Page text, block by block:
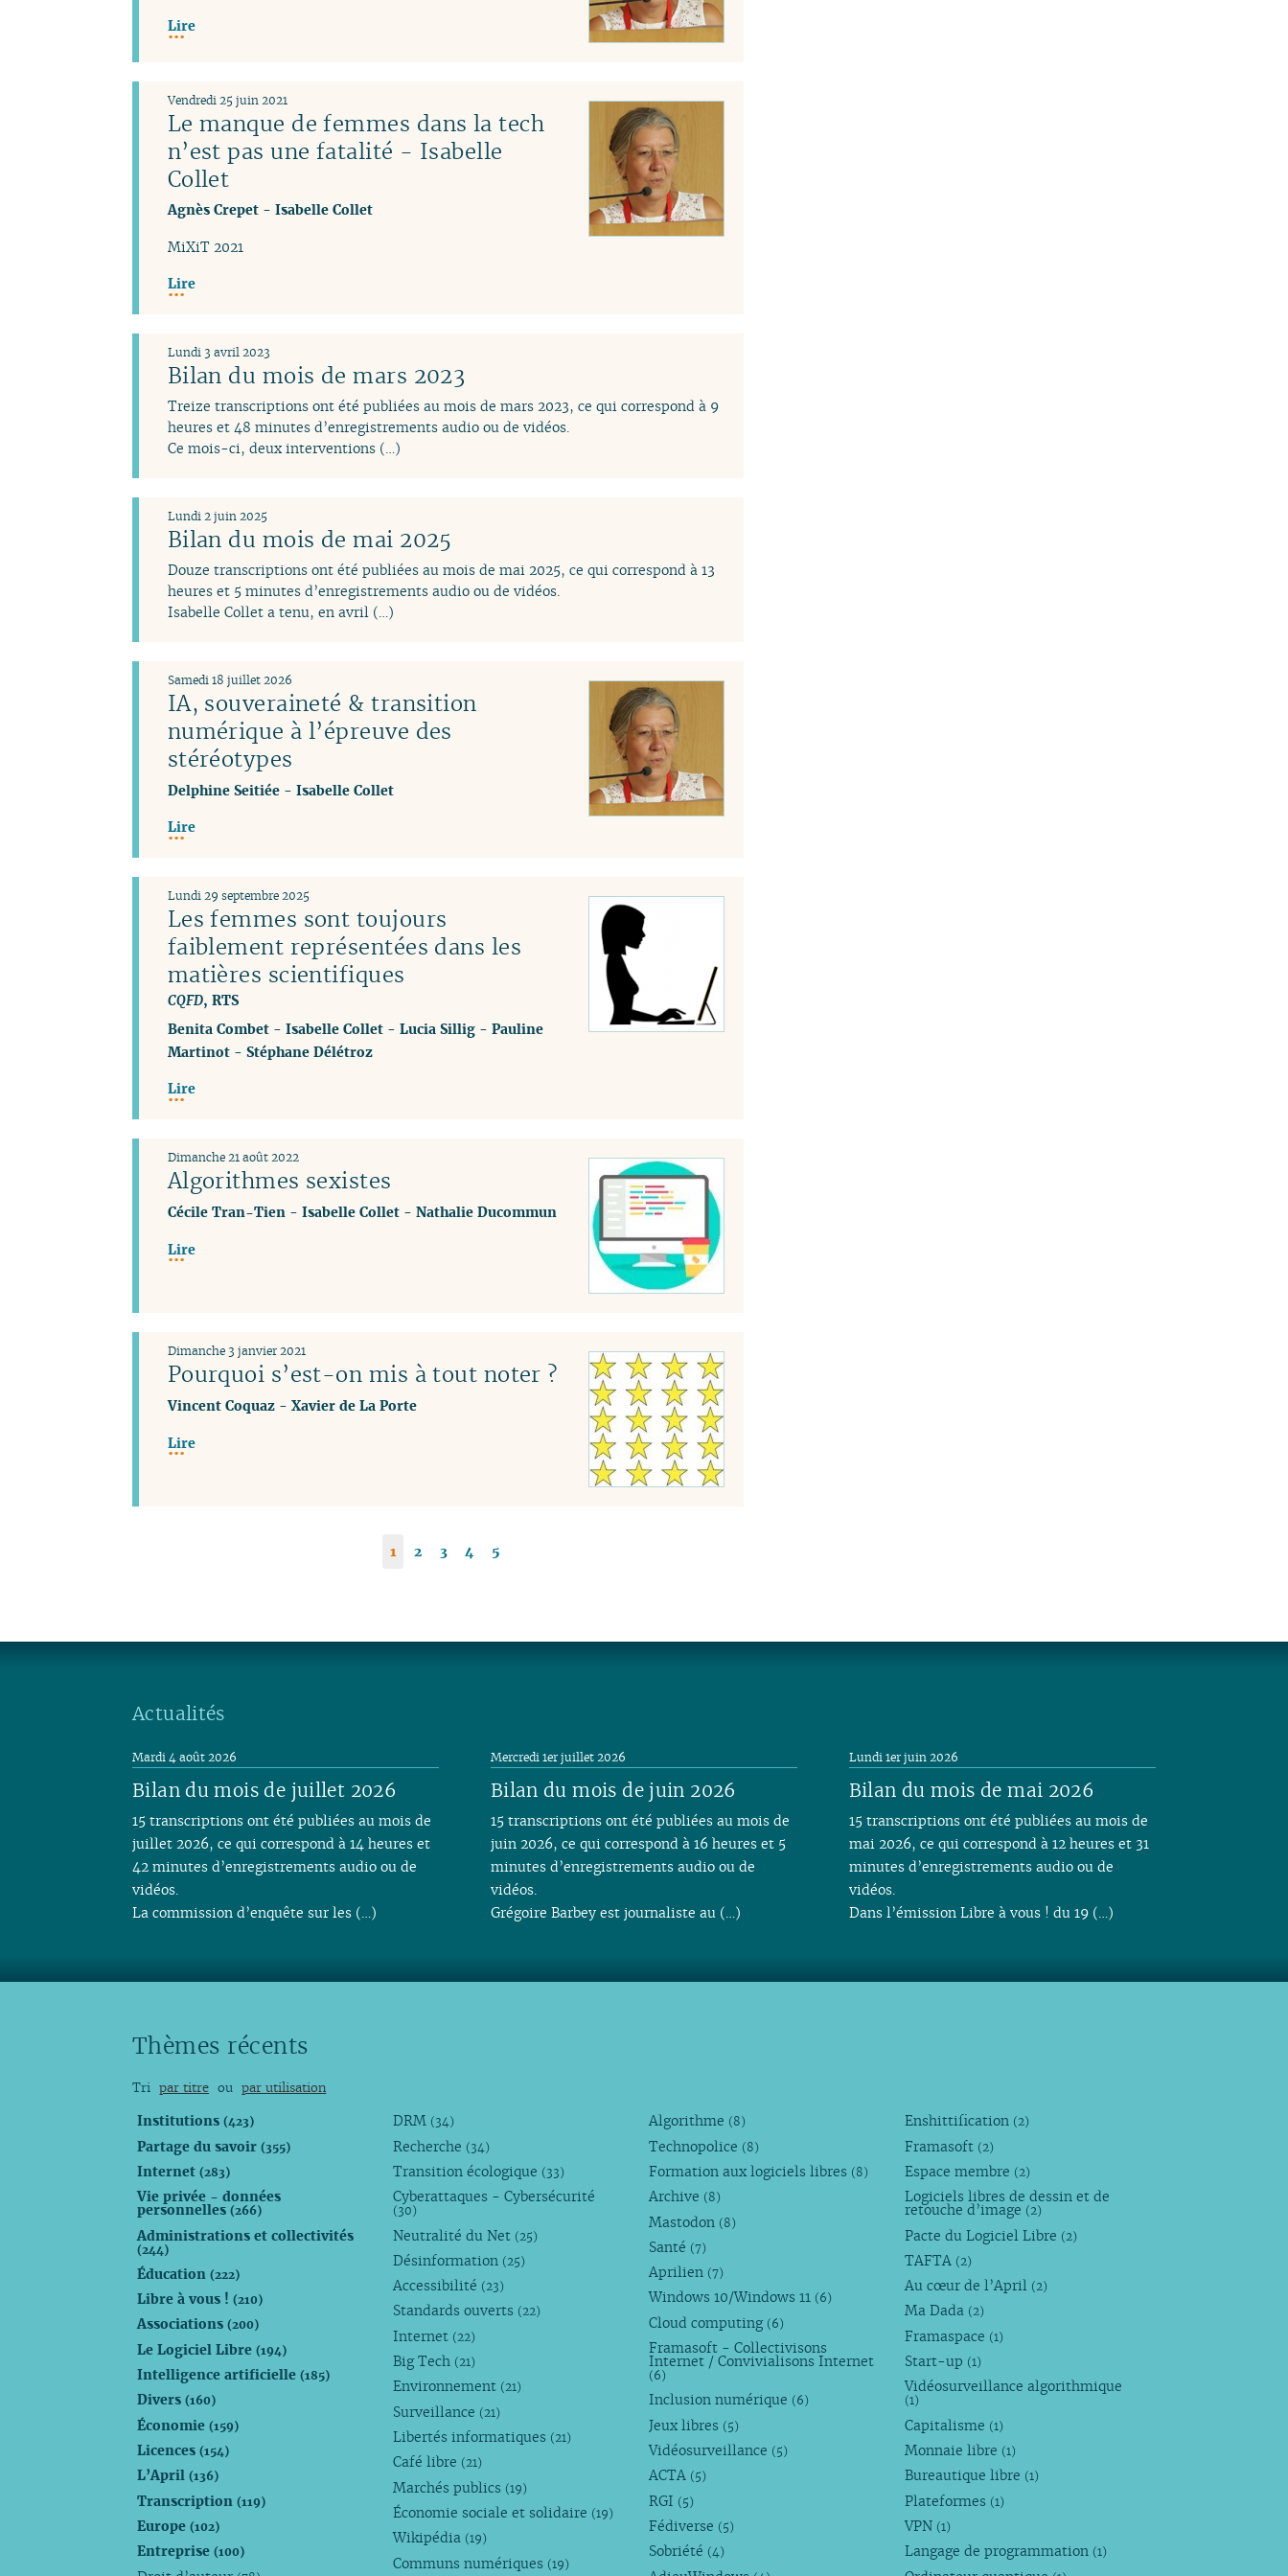
Lire
Le manque de femmes dans la tech
n’est pas une fatalité - Isabelle
Collet
Vendredi 25 juin 2021
Agnès Crepet- Isabelle Collet
MiXiT 2021
Lire
Bilan du mois de mars 2023
Lundi 3 avril 2023
Treize transcriptions ont été publiées au mois de mars 2023, ce qui correspond à 9
heures et 48 minutes d’enregistrements audio ou de vidéos.
Ce mois-ci, deux interventions (…)
Bilan du mois de mai 2025
Lundi 2 juin 2025
Douze transcriptions ont été publiées au mois de mai 2025, ce qui correspond à 13
heures et 5 minutes d’enregistrements audio ou de vidéos.
Isabelle Collet a tenu, en avril (…)
IA, souveraineté & transition
numérique à l’épreuve des
stéréotypes
Samedi 18 juillet 2026
Delphine Seitiée- Isabelle Collet
Lire
Les femmes sont toujours
faiblement représentées dans les
matières scientifiques
CQFD, RTS
Lundi 29 septembre 2025
Benita Combet- Isabelle Collet- Lucia Sillig- Pauline
Martinot- Stéphane Délétroz
Lire
Algorithmes sexistes
Dimanche 21 août 2022
Cécile Tran-Tien- Isabelle Collet- Nathalie Ducommun
Lire
Pourquoi s’est-on mis à tout noter ?
Dimanche 3 janvier 2021
Vincent Coquaz- Xavier de La Porte
Lire
1 2 3 4 5
Actualités
Bilan du mois de juillet 2026
Mardi 4 août 2026
15 transcriptions ont été publiées au mois de
juillet 2026, ce qui correspond à 14 heures et
42 minutes d’enregistrements audio ou de
vidéos.
La commission d’enquête sur les (…)
Bilan du mois de juin 2026
Mercredi 1er juillet 2026
15 transcriptions ont été publiées au mois de
juin 2026, ce qui correspond à 16 heures et 5
minutes d’enregistrements audio ou de
vidéos.
Grégoire Barbey est journaliste au (…)
Bilan du mois de mai 2026
Lundi 1er juin 2026
15 transcriptions ont été publiées au mois de
mai 2026, ce qui correspond à 12 heures et 31
minutes d’enregistrements audio ou de
vidéos.
Dans l’émission Libre à vous ! du 19 (…)
Thèmes récents
Tri par titre ou par utilisation
Institutions(423)
Partage du savoir(355)
Internet(283)
Vie privée - données
personnelles(266)
Administrations et collectivités
(244)
Éducation(222)
Libre à vous !(210)
Associations(200)
Le Logiciel Libre(194)
Intelligence artificielle(185)
Divers(160)
Économie(159)
Licences(154)
L’April(136)
Transcription(119)
Europe(102)
Entreprise(100)
DRM (34)
Recherche (34)
Transition écologique (33)
Cyberattaques - Cybersécurité
(30)
Neutralité du Net (25)
Désinformation (25)
Accessibilité (23)
Standards ouverts (22)
Internet (22)
Big Tech (21)
Environnement (21)
Surveillance (21)
Libertés informatiques (21)
Café libre (21)
Marchés publics (19)
Économie sociale et solidaire (19)
Wikipédia (19)
Communs numériques (19)
Algorithme (8)
Technopolice (8)
Formation aux logiciels libres (8)
Archive (8)
Mastodon (8)
Santé (7)
Aprilien (7)
Windows 10/Windows 11 (6)
Cloud computing (6)
Framasoft - Collectivisons
Internet / Convivialisons Internet
(6)
Inclusion numérique (6)
Jeux libres (5)
Vidéosurveillance (5)
ACTA (5)
RGI (5)
Fédiverse (5)
Sobriété (4)
Enshittification (2)
Framasoft (2)
Espace membre (2)
Logiciels libres de dessin et de
retouche d’image (2)
Pacte du Logiciel Libre (2)
TAFTA (2)
Au cœur de l’April (2)
Ma Dada (2)
Framaspace (1)
Start-up (1)
Vidéosurveillance algorithmique
(1)
Capitalisme (1)
Monnaie libre (1)
Bureautique libre (1)
Plateformes (1)
VPN (1)
Langage de programmation (1)